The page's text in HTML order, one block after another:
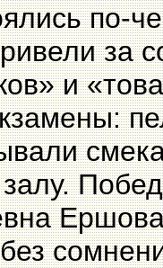
по-
за
и